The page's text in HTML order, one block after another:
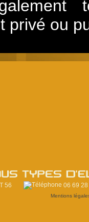
privé ou
TYPES D'
56 06 69 28
Mentions